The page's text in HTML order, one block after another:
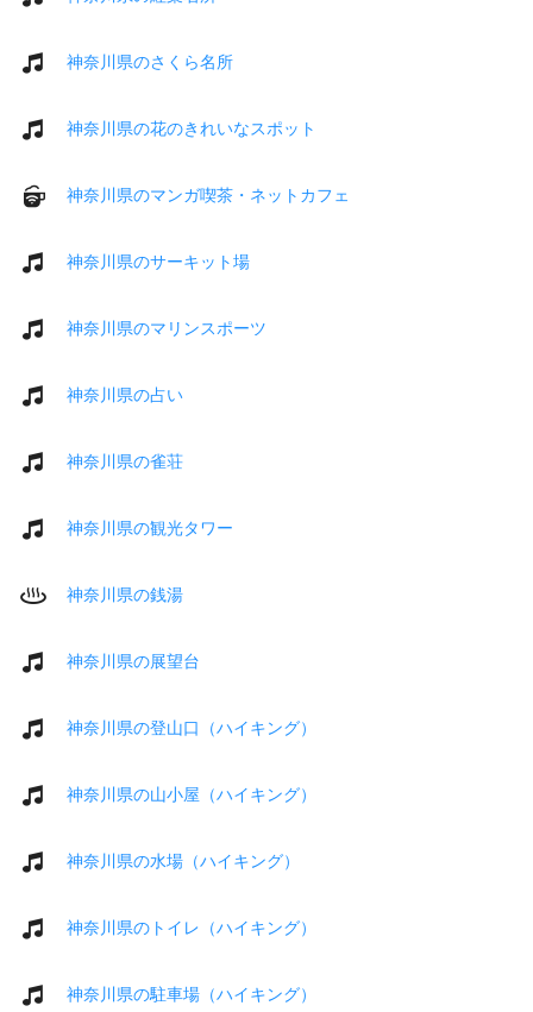
神奈川県のさくら名所
神奈川県の花のきれいなスポット
神奈川県のマンガ喫茶・ネットカフェ
神奈川県のサーキット場
神奈川県のマリンスポーツ
神奈川県の占い
神奈川県の雀荘
神奈川県の観光タワー
神奈川県の銭湯
神奈川県の展望台
神奈川県の登山口（ハイキング）
神奈川県の山小屋（ハイキング）
神奈川県の水場（ハイキング）
神奈川県のトイレ（ハイキング）
神奈川県の駐車場（ハイキング）